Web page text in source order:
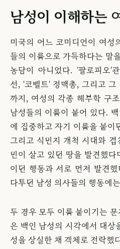
남성이 이해하는
미국의 어느 코미디언이 여성
들의 이름으로 가득하다는 말
농담이 아니었다. '팔로피오'
선, '코벨트' 정맥총, 그리고 그
까지, 여성의 각종 해부학 구
남성들의 이름이 붙어 있다.
에 집중하고 자기 이름을 붙이
그리고 식민지 개척 시대와
민이 살고 있던 땅을 발견했
이던 행동과 서로 먼저 발견
다투던 남성 의사들의 행동에
두 경우 모두 이름 붙이기는
은 백인 남성의 시각에서 대상
성을 상실한 채 객체로 전락했